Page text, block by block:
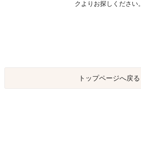
クよりお探しください。
トップページへ戻る